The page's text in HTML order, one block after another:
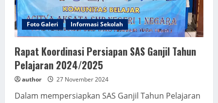
Foto Galeri Informasi Sekolah
Rapat Koordinasi Persiapan SAS Ganjil Tahun
Pelajaran 2024/2025
author 27 November 2024
Dalam mempersiapkan SAS Ganjil Tahun Pelajaran